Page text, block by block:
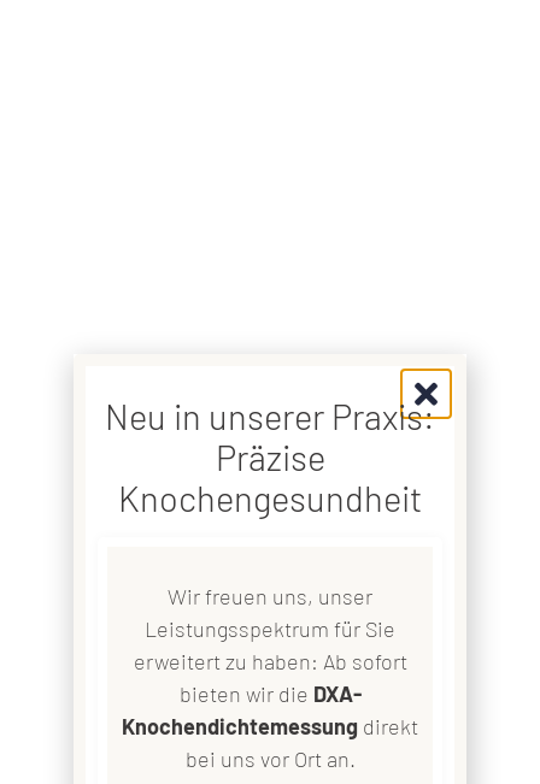
Neu in unserer Praxis:
Präzise
Knochengesundheit
Wir freuen uns, unser
Leistungsspektrum für Sie
erweitert zu haben: Ab sofort
bieten wir die DXA-
Knochendichtemessung direkt
bei uns vor Ort an.